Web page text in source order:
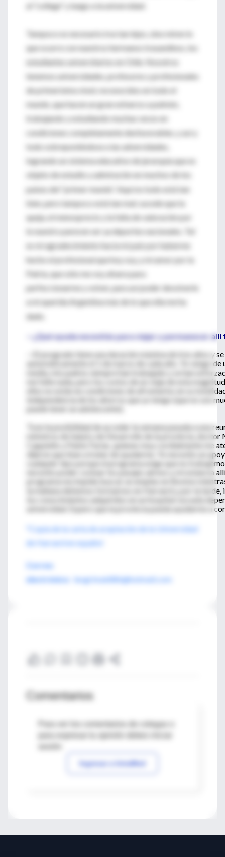
al “college” y luego a la universidad.
Tampoco es necesario irse tan lejos, sino miren lo
que ocurre con nuestros hermanos trasandinos, los
estudiantes universitarios en Chile. Nosotros
tenemos universidades, profesores y profesionales
de primerísimo nivel, reconocidos en todo el
mundo, que hacen un gran esfuerzo a pulmón,
trabajando y estudiando muchas veces en
condiciones completamente desfavorables, y así y
todo sobreponiéndose a las adversidades,
logrando un sistema educativo de jerarquía que es
objeto de estudio y admiración en muchos de los
países del “primer mundo”. Aquí no todo está tan
bien, pero tampoco está tan mal; sucede que la
queja, el menosprecio y la falta de valoración por
lo nuestro parecen ser ya deportes nacionales. Tal
es mi agradecimiento hacia mi país por haberme
hecho el profesional que hoy soy, y mi amor por la
Patria, que sólo me voy afuera para
perfeccionarme y volver, para así poder devolverle
a mi querida Argentina más de lo que ella me ha
dado.
—¿Qué ayuda necesitás para viajar y permanecer
—El posgrado tiene una duración máxima de tres años y
automáticamente el 1 de marzo de cada año. Yo vengo de
media, mis padres siempre han trabajado y se han
me falte nada, pero los costos de un viaje de esta
ellos no están en condiciones de afrontarlos en su
independencia de los ahorros que yo tengo (que no son
Tuve la posibilidad de acceder la semana pasada a una
ministros de Salud y de Desarrollo de la provincia, doctor
Cappiello y Pablo Farías, quienes muy cordialmente me
dijeron que iban a tratar de ayudarme. Yo necesito un
cualquier tipo porque el programa exige que no
necesito poder costear los pasajes aéreos y mi estancia
programa me impide buscar un empleo en Boston
la mañana debemos formarnos en Harvard y, por la
los conocimientos adquiridos en un hospital-escuela
universidad. Espero que la provincia pueda ayudarme a
*Copia de la carta de aceptación de la Universidad
de Harvard en español
Correo
electrónico
leogrimaldi86@hotmail.com
Comentarios
Para ver los comentarios de colegas o
Ingresar a IntraMed